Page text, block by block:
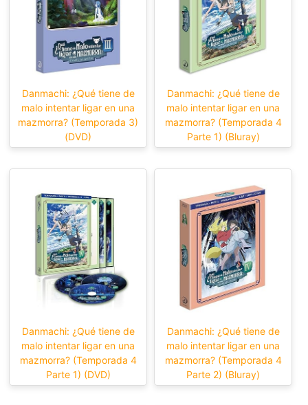
Danmachi: ¿Qué tiene de
malo intentar ligar en una
mazmorra? (Temporada 3)
(DVD)
Danmachi: ¿Qué tiene de
malo intentar ligar en una
mazmorra? (Temporada 4
Parte 1) (Bluray)
Danmachi: ¿Qué tiene de
malo intentar ligar en una
mazmorra? (Temporada 4
Parte 1) (DVD)
Danmachi: ¿Qué tiene de
malo intentar ligar en una
mazmorra? (Temporada 4
Parte 2) (Bluray)